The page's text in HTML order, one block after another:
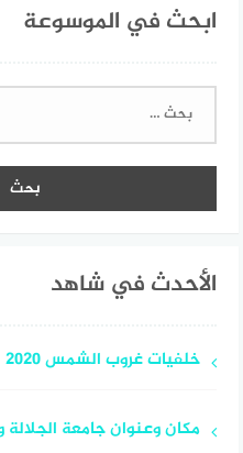
ابحث في الموسوعة
البحث
الأحدث في شاهد
خلفيات غروب الشمس 2020
مكان وعنوان جامعة الجلالة